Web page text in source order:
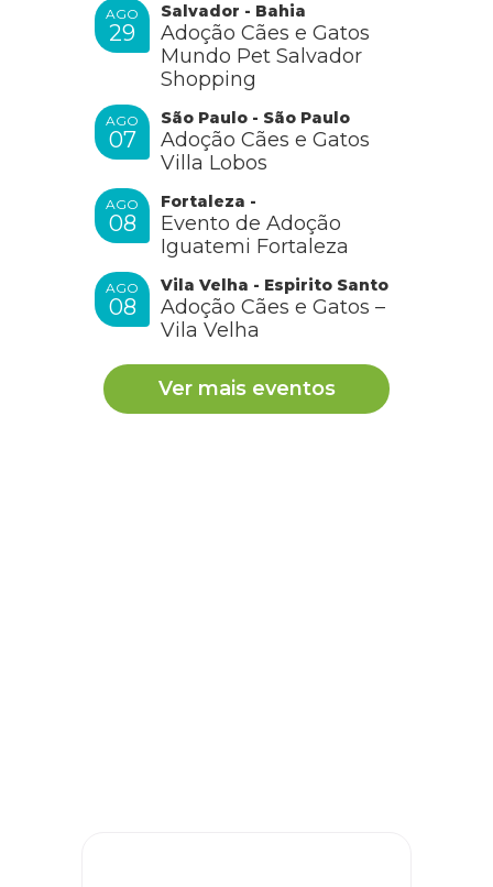
AGO
29
Salvador - Bahia
Adoção Cães e Gatos
Mundo Pet Salvador
Shopping
AGO
07
São Paulo - São Paulo
Adoção Cães e Gatos
Villa Lobos
AGO
08
Fortaleza -
Evento de Adoção
Iguatemi Fortaleza
AGO
08
Vila Velha - Espirito Santo
Adoção Cães e Gatos –
Vila Velha
Ver mais eventos